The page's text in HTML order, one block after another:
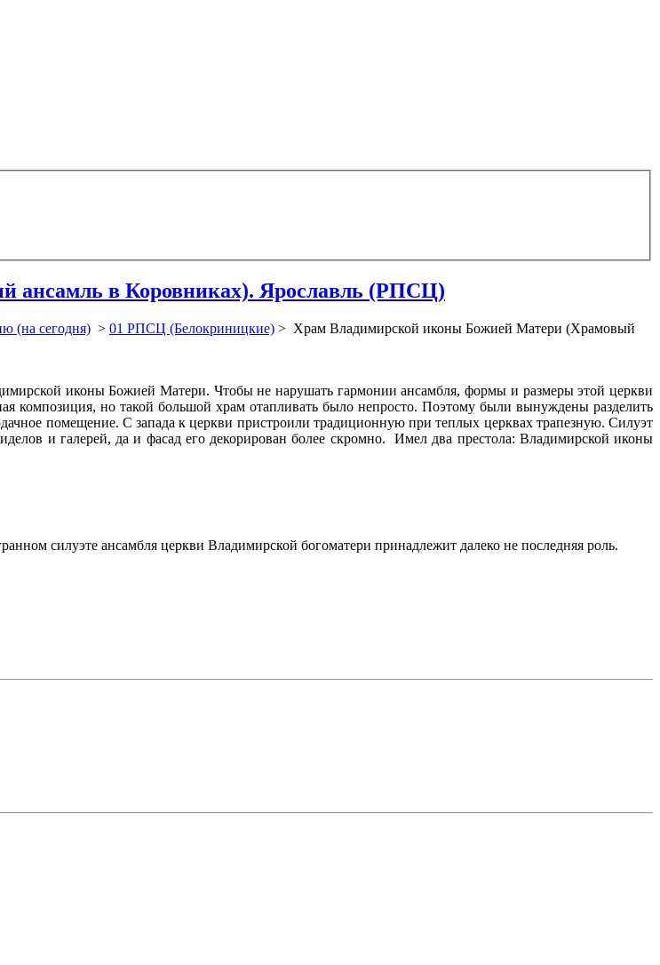
ансамль в Коровниках). Ярославль (РПСЦ)
(на сегодня) > 01 РПСЦ (Белокриницкие) > Храм Владимирской иконы Божией Матери (Храмовый
иконы Божией Матери. Чтобы не нарушать гармонии ансамбля, формы и размеры этой церкви
композиция, но такой большой храм отапливать было непросто. Поэтому были вынуждены разделить
помещение. С запада к церкви пристроили традиционную при теплых церквах трапезную. Силуэт
и галерей, да и фасад его декорирован более скромно. Имел два престола: Владимирской иконы
силуэте ансамбля церкви Владимирской богоматери принадлежит далеко не последняя роль.